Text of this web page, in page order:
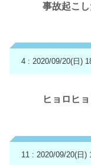
事故起こ
4 : 2020/09/20(日)
ヒョロヒ
11 : 2020/09/20(日)